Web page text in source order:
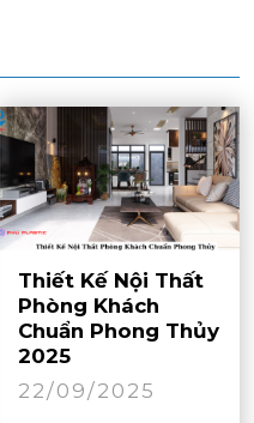
Thiết Kế Nội Thất
Phòng Khách
Chuẩn Phong Thủy
2025
22/09/2025